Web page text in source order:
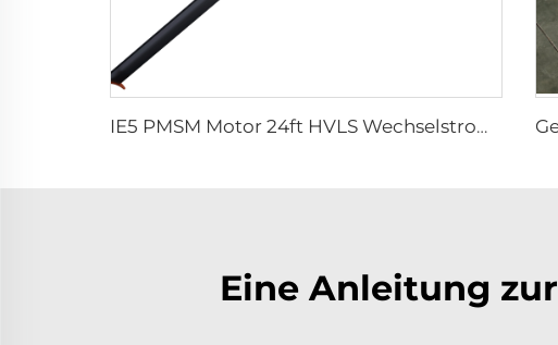
IE5 PMSM Motor 24ft HVLS Wechselstrom-Antrieb 7.3m Elektrolüfter, große industrielle Deckenlüfter für Milchereien, 380V Spannung für Lagerhäuser
Eine Anleitung